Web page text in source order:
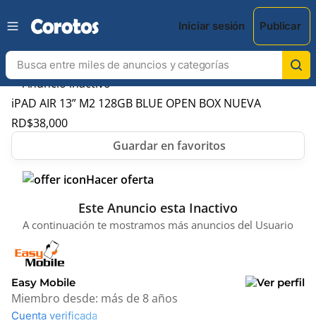
Iniciar sesión Publicar
iPAD AIR 13” M2 128GB BLUE OPEN BOX NUEVA
RD$38,000
Hacer oferta
Este Anuncio esta Inactivo
A continuación te mostramos más anuncios del Usuario
Easy Mobile
Miembro desde: más de 8 años
Cuenta verificada